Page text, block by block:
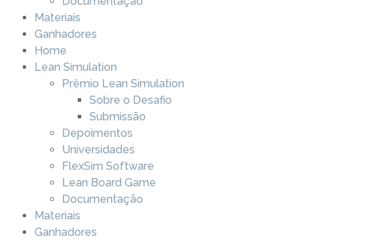
Materiais
Ganhadores
Home
Lean Simulation
Prêmio Lean Simulation
Sobre o Desafio
Submissão
Depoimentos
Universidades
FlexSim Software
Lean Board Game
Documentação
Materiais
Ganhadores